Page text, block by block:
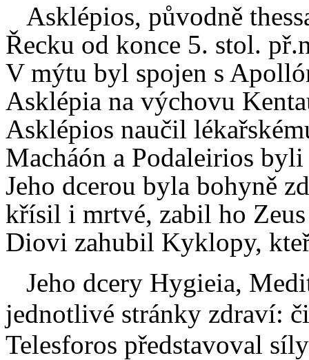
Asklépios, původně
Řecku od konce 5. stol.
V mýtu byl spojen s
Asklépia na výchovu
Asklépios naučil
Macháón a Podaleirios
Jeho dcerou byla bohyně
křísil i mrtvé, zabil ho
Diovi zahubil Kyklopy,
Jeho dcery Hygieia,
jednotlivé stránky zdraví:
Telesforos představoval